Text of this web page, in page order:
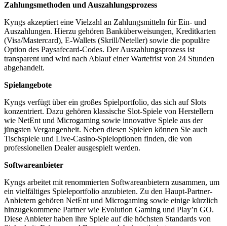
Zahlungsmethoden und Auszahlungsprozess
Kyngs akzeptiert eine Vielzahl an Zahlungsmitteln für Ein- und
Auszahlungen. Hierzu gehören Banküberweisungen, Kreditkarten
(Visa/Mastercard), E-Wallets (Skrill/Neteller) sowie die populäre
Option des Paysafecard-Codes. Der Auszahlungsprozess ist
transparent und wird nach Ablauf einer Wartefrist von 24 Stunden
abgehandelt.
Spielangebote
Kyngs verfügt über ein großes Spielportfolio, das sich auf Slots
konzentriert. Dazu gehören klassische Slot-Spiele von Herstellern
wie NetEnt und Microgaming sowie innovative Spiele aus der
jüngsten Vergangenheit. Neben diesen Spielen können Sie auch
Tischspiele und Live-Casino-Spieloptionen finden, die von
professionellen Dealer ausgespielt werden.
Softwareanbieter
Kyngs arbeitet mit renommierten Softwareanbietern zusammen, um
ein vielfältiges Spieleportfolio anzubieten. Zu den Haupt-Partner-
Anbietern gehören NetEnt und Microgaming sowie einige kürzlich
hinzugekommene Partner wie Evolution Gaming und Play’n GO.
Diese Anbieter haben ihre Spiele auf die höchsten Standards von